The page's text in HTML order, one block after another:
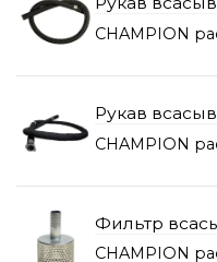
CHAMPION
Рукав
CHAMPION
Фильтр
CHAMPION